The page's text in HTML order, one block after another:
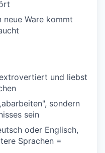
Ware kommt
und liebst
sondern
sein
oder Englisch,
Sprachen =